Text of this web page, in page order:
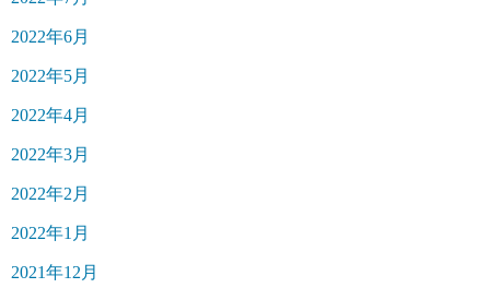
2022年6月
2022年5月
2022年4月
2022年3月
2022年2月
2022年1月
2021年12月